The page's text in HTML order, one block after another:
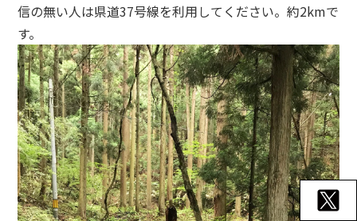
信の無い人は県道37号線を利用してください。約2kmで
す。